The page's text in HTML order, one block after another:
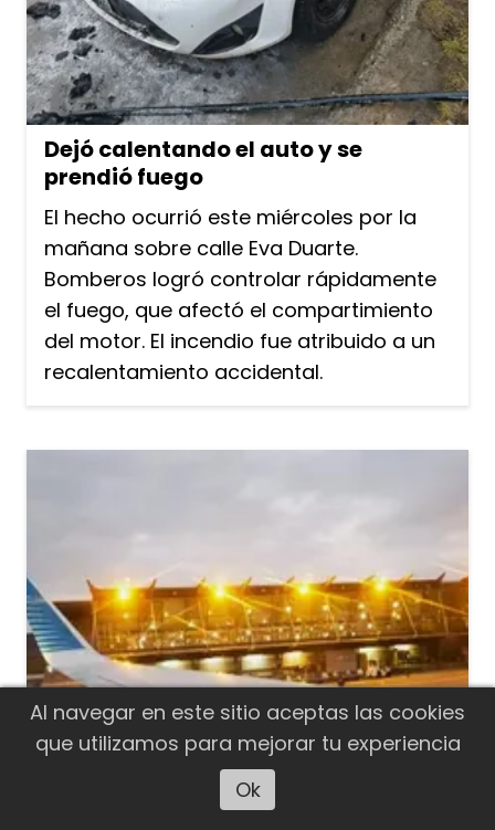
Dejó calentando el auto y se
prendió fuego
El hecho ocurrió este miércoles por la
mañana sobre calle Eva Duarte.
Bomberos logró controlar rápidamente
el fuego, que afectó el compartimiento
del motor. El incendio fue atribuido a un
recalentamiento accidental.
Al navegar en este sitio aceptas las cookies
que utilizamos para mejorar tu experiencia
Ok